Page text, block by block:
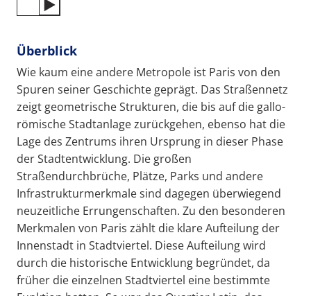
Überblick
Wie kaum eine andere Metropole ist Paris von den
Spuren seiner Geschichte geprägt. Das Straßennetz
zeigt geometrische Strukturen, die bis auf die gallo-
römische Stadtanlage zurückgehen, ebenso hat die
Lage des Zentrums ihren Ursprung in dieser Phase
der Stadtentwicklung. Die großen
Straßendurchbrüche, Plätze, Parks und andere
Infrastrukturmerkmale sind dagegen überwiegend
neuzeitliche Errungenschaften. Zu den besonderen
Merkmalen von Paris zählt die klare Aufteilung der
Innenstadt in Stadtviertel. Diese Aufteilung wird
durch die historische Entwicklung begründet, da
früher die einzelnen Stadtviertel eine bestimmte